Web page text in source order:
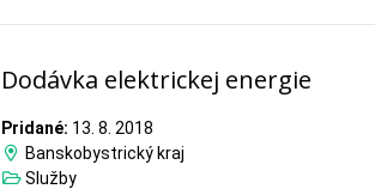
Dodávka elektrickej energie
Pridané: 13. 8. 2018
Banskobystrický kraj
Služby